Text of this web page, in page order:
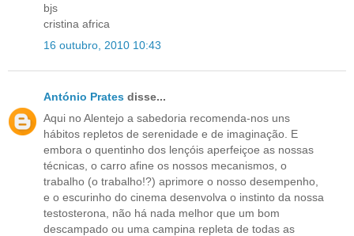
bjs
cristina africa
16 outubro, 2010 10:43
António Prates disse...
Aqui no Alentejo a sabedoria recomenda-nos uns
hábitos repletos de serenidade e de imaginação. E
embora o quentinho dos lençóis aperfeiçoe as nossas
técnicas, o carro afine os nossos mecanismos, o
trabalho (o trabalho!?) aprimore o nosso desempenho,
e o escurinho do cinema desenvolva o instinto da nossa
testosterona, não há nada melhor que um bom
descampado ou uma campina repleta de todas as